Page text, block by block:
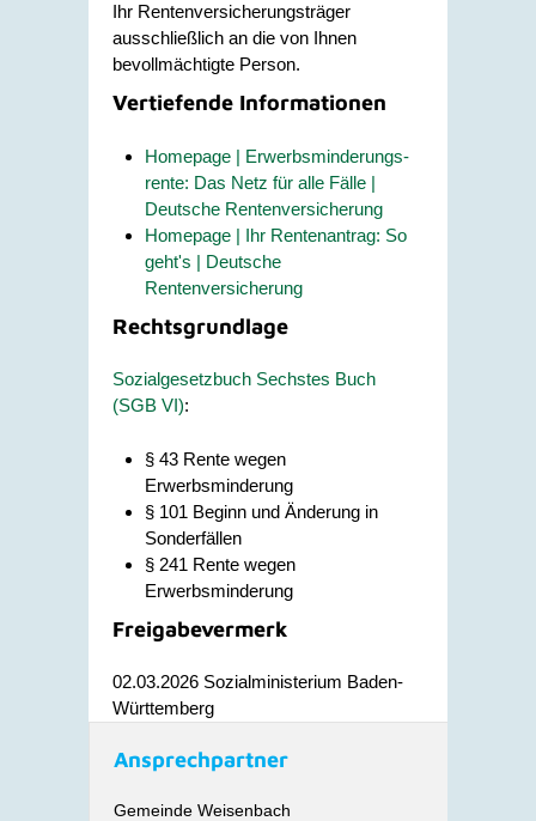
Ihr Rentenversicherungsträger
ausschließlich an die von Ihnen
bevollmächtigte Person.
Vertiefende Informationen
Homepage | Erwerbsminderungs­
rente: Das Netz für alle Fälle |
Deutsche Rentenversicherung
Homepage | Ihr Rentenantrag: So
geht's | Deutsche
Rentenversicherung
Rechtsgrundlage
Sozialgesetzbuch Sechstes Buch
(SGB VI):
§ 43 Rente wegen
Erwerbsminderung
§ 101 Beginn und Änderung in
Sonderfällen
§ 241 Rente wegen
Erwerbsminderung
Freigabevermerk
02.03.2026 Sozialministerium Baden-
Württemberg
Ansprechpartner
Gemeinde Weisenbach